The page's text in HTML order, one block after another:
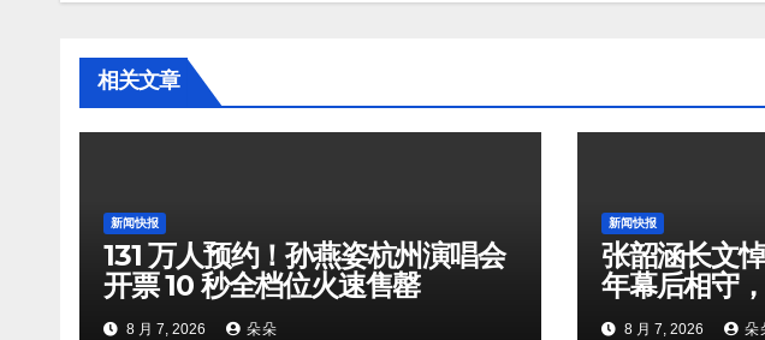
相关文章
新闻快报
131 万人预约！孙燕姿杭州演唱会
开票 10 秒全档位火速售罄
8 月 7, 2026 朵朵
新闻快报
张韶涵长文
年幕后相守
向奔赴
8 月 7, 2026 朵